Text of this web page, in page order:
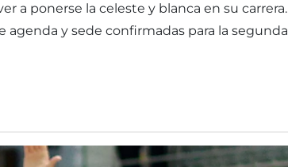
a ponerse la celeste y blanca en su carrera.
y sede confirmadas para la segunda